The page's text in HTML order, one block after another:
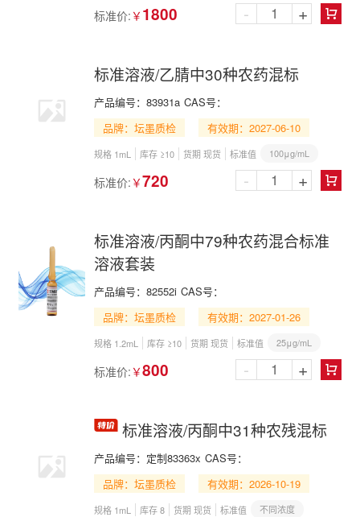
标准价: ￥ 1800 
- +
标准溶液/乙腈中30种农药混标
产品编号： 83931a CAS号：
品牌：坛墨质检
有效期：2027-06-10
规格 1mL 库存 ≥10 货期 现货 标准值 100μg/mL
标准价: ￥720 
- +
标准溶液/丙酮中79种农药混合标准
溶液套装
产品编号： 82552i CAS号：
品牌：坛墨质检
有效期：2027-01-26
规格 1.2mL 库存 ≥10 货期 现货 标准值 25μg/mL
标准价: ￥800 
- +
标准溶液/丙酮中31种农残混标
产品编号： 定制83363x CAS号：
品牌：坛墨质检
有效期：2026-10-19
规格 1mL 库存 8 货期 现货 标准值 不同浓度